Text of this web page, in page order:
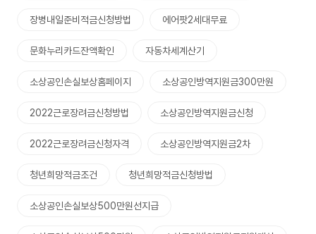
장병내일준비적금신청방법 에어팟2세대무료
문화누리카드잔액확인 자동차세계산기
소상공인손실보상홈페이지 소상공인방역지원금300만원
2022근로장려금신청방법 소상공인방역지원금신청
2022근로장려금신청자격 소상공인방역지원금2차
청년희망적금조건 청년희망적금신청방법
소상공인손실보상500만원선지급